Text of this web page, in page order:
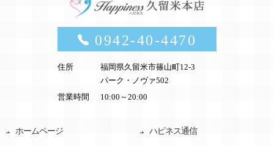
0942-40-4470
住所
福岡県久留米市篠山町12-3
パーク・ノヴァ502
営業時間
10:00～20:00
ホームページ ハピネス通信